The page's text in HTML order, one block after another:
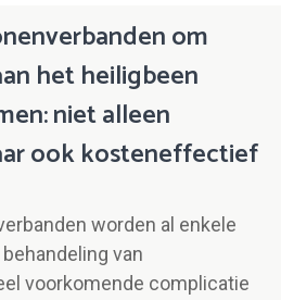
om
het heiligbeen
niet alleen
ook kosteneffectief
worden al enkele
van
voorkomende complicatie